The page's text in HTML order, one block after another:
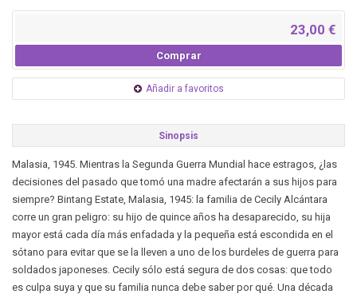
23,00 €
Comprar
Añadir a favoritos
Sinopsis
Malasia, 1945. Mientras la Segunda Guerra Mundial hace estragos, ¿las
decisiones del pasado que tomó una madre afectarán a sus hijos para
siempre? Bintang Estate, Malasia, 1945: la familia de Cecily Alcántara
corre un gran peligro: su hijo de quince años ha desaparecido, su hija
mayor está cada día más enfadada y la pequeña está escondida en el
sótano para evitar que se la lleven a uno de los burdeles de guerra para
soldados japoneses. Cecily sólo está segura de dos cosas: que todo
es culpa suya y que su familia nunca debe saber por qué. Una década